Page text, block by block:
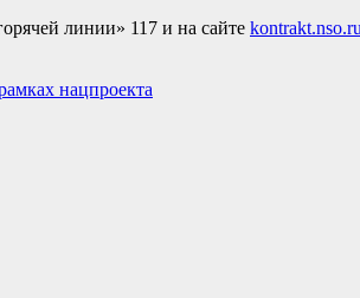
линии» 117 и на сайте kontrakt.nso.ru
нацпроекта